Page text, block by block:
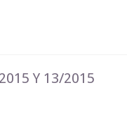
Y 13/2015